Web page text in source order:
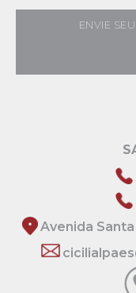
ENVIE
Avenida Santa